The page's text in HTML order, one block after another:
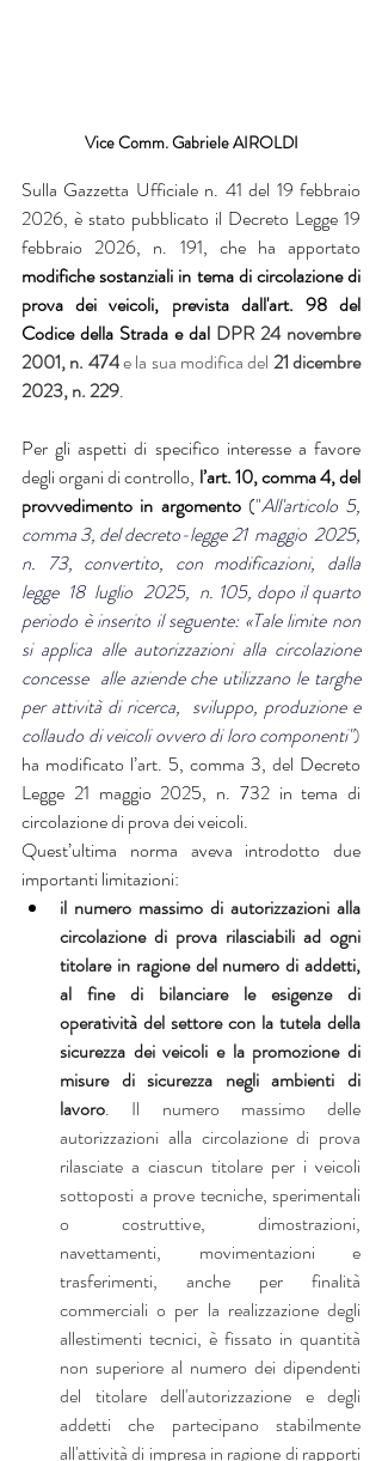
Vice Comm. Gabriele AIROLDI
Sulla Gazzetta Ufficiale n. 41 del 19 febbraio
2026, è stato pubblicato il Decreto Legge 19
modifiche sostanziali in tema di circolazione di
prova dei veicoli, prevista dall'art. 98 del
Codice della Strada e dal DPR 24 novembre
2001, n. 474 e la sua modifica del 21 dicembre
2023, n. 229.
Per gli aspetti di specifico interesse a favore
degli organi di controllo, l’art. 10, comma 4, del
provvedimento in argomento ("All'articolo 5,
comma 3, del decreto-legge 21  maggio  2025,
n. 73, convertito, con modificazioni, dalla
legge  18  luglio  2025,  n. 105, dopo il quarto
periodo è inserito il seguente: «Tale limite non
si  applica  alle  autorizzazioni  alla  circolazione
concesse  alle aziende che utilizzano le targhe
per attività di ricerca,  sviluppo, produzione e
collaudo di veicoli ovvero di loro componenti")
ha modificato l’art. 5, comma 3, del Decreto
Legge 21 maggio 2025, n. 732 in tema di
circolazione di prova dei veicoli.
Quest’ultima norma aveva introdotto due
importanti limitazioni:
il numero massimo di autorizzazioni alla
circolazione di prova rilasciabili ad ogni
titolare in ragione del numero di addetti,
al fine di bilanciare le esigenze di
operatività del settore con la tutela della
sicurezza dei veicoli e la promozione di
misure di sicurezza negli ambienti di
lavoro. Il numero massimo delle
autorizzazioni alla circolazione di prova
rilasciate a ciascun titolare per i veicoli
sottoposti a prove tecniche, sperimentali
o costruttive, dimostrazioni,
navettamenti, movimentazioni e
trasferimenti, anche per finalità
commerciali o per la realizzazione degli
allestimenti tecnici, è fissato in quantità
non superiore al numero dei dipendenti
del titolare dell'autorizzazione e degli
addetti che partecipano stabilmente
all'attività di impresa in ragione di rapporti